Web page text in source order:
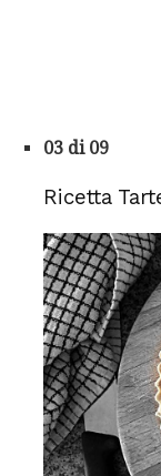
03 di 09
Ricetta